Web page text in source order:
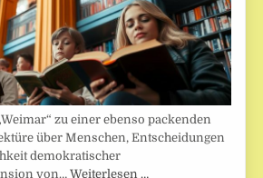
zu einer ebenso packenden
über Menschen, Entscheidungen
demokratischer
von…Weiterlesen …